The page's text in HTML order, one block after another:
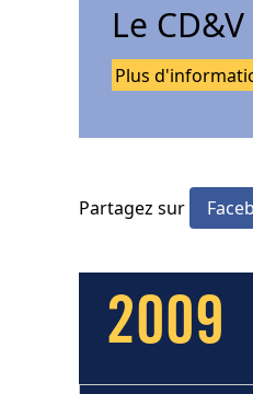
Le
Plus
Partagez sur
2009